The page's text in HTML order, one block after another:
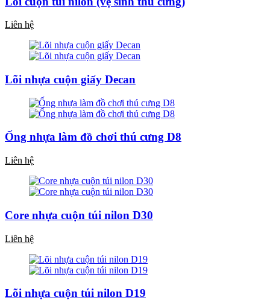
Liên hệ
Lõi nhựa cuộn giấy Decan
Ống nhựa làm đồ chơi thú cưng D8
Liên hệ
Core nhựa cuộn túi nilon D30
Liên hệ
Lõi nhựa cuộn túi nilon D19